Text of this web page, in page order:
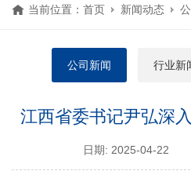
当前位置： 首页 新闻动态
公司新闻 行业新
江西省委书记尹弘深
日期: 2025-04-22